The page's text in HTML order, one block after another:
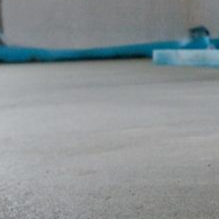
Na tejto stránke sme aktivovali
zmluvných štátoch dohody o
na server spoločnosti Google do USA
na vyhodnotenie Vášho používania
prevádzkovateľovi webovej stránky
v rámci Google Analytics nebude
ako aj zabrániť spracovaniu týchto
https://tools.google.com/dlpage/
Námietka proti evidencii údajov
Kliknutím na nasledujúci hypertextový
Cookie, ktorý zabráni evidovaniu
Disable Google Analytics
Predmet*
Celková veľkosť súboru: